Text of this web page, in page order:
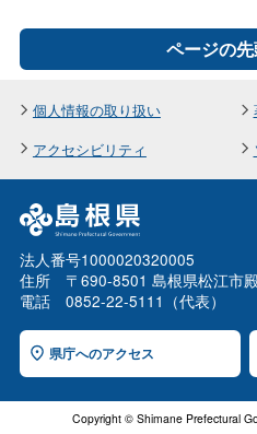
ページの
個人情報の取り扱い
アクセシビリティ
法人番号1000020320005
住所 〒690-8501 島根県松江市
電話 0852-22-5111（代表）
県庁へのアクセス
Copyright © Shimane Prefectural